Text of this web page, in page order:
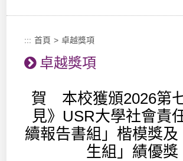
::: 首頁 >卓越獎項
卓越獎項
賀 本校獲頒2026第
見》USR大學社會責
續報告書組」楷模獎及
生組」績優獎